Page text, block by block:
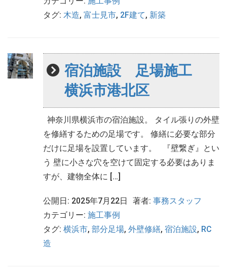
タグ: 木造, 富士見市, 2F建て, 新築
宿泊施設 足場施工
横浜市港北区
神奈川県横浜市の宿泊施設。 タイル張りの外壁
を修繕するための足場です。 修繕に必要な部分
だけに足場を設置しています。 『壁繋ぎ』とい
う 壁に小さな穴を空けて固定する必要はありま
すが、建物全体に […]
公開日: 2025年7月22日 著者: 事務スタッフ
カテゴリー: 施工事例
タグ: 横浜市, 部分足場, 外壁修繕, 宿泊施設, RC
造